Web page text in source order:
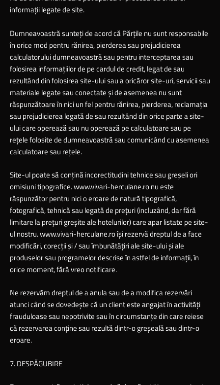
informaţii legate de site.
Dumneavoastră sunteţi de acord că Părţile nu sunt responsabile
în orice mod pentru rănirea, pierderea sau prejudicierea
calculatorului dumneavoastră sau pentru interceptarea sau
folosirea informaţiilor de pe cardul de credit, legat de sau
rezultând din folosirea site-ului sau a oricăror site-uri, servicii sau
materiale legate sau conectate şi de asemenea nu sunt
răspunzătoare în nici un fel pentru rănirea, pierderea, reclamaţia
sau prejudicierea legată de sau rezultând din orice parte a site-
ului care operează sau nu operează pe calculatoare sau pe
reţele folosite de dumneavoastră sau comunicând cu asemenea
calculatoare sau reţele.
Site-ul poate să conţină incorectitudini tehnice sau greşeli ori
omisiuni tipografice.www.vivari-herculane.ronu este
răspunzător pentru nici o eroare de natură tipografică,
fotografică, tehnică sau legată de preţuri (incluzând, dar fără
limitare la preţuri greşite ale hotelurilor) care apar listate pe site-
ul nostru.www.vivari-herculane.roîşi rezervă dreptul de a face
modificări, corecţii şi / sau îmbunătăţiri ale site-ului şi ale
produselor sau programelor descrise în astfel de informaţii, în
orice moment, fără vreo notificare.
Ne rezervăm dreptul de a anula sau de a modifica rezervări
atunci când se dovedeşte că un client este angajat în activităţi
frauduloase sau nepotrivite sau în circumstanţe din care reiese
că rezervarea conţine sau rezultă dintr-o greşeală sau dintr-o
eroare.
7. DESPĂGUBIRE